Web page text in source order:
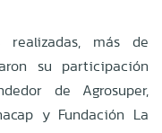
más de
su participación
de Agrosuper,
y Fundación La